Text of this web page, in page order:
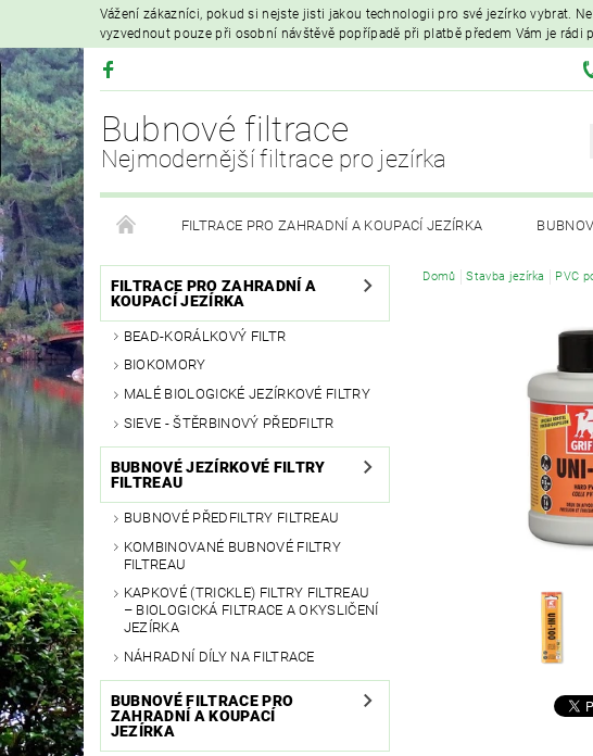
Vážení zákazníci, pokud si nejste jisti jakou technologii pro své jezírko vybrat.
vyzvednout pouze při osobní návštěvě popřípadě při platbě předem Vám je rádi
Bubnové filtrace
Nejmodernější filtrace pro jezírka
FILTRACE PRO ZAHRADNÍ A KOUPACÍ JEZÍRKA
HYDROIZOLAČNÍ FÓLIE FILTRAČNÍ MATERIÁL UVC
VZDUCHOVÁ ČERPADLA A PROVZDUŠŇOVÁNÍ PÉČE O
PRODEJ KOI KAPRŮ MOJE OBJEDNÁVKA
FILTRACE PRO ZAHRADNÍ A
KOUPACÍ JEZÍRKA
BEAD-KORÁLKOVÝ FILTR
BIOKOMORY
MALÉ BIOLOGICKÉ JEZÍRKOVÉ FILTRY
SIEVE - ŠTĚRBINOVÝ PŘEDFILTR
BUBNOVÉ JEZÍRKOVÉ FILTRY
FILTREAU
BUBNOVÉ PŘEDFILTRY FILTREAU
KOMBINOVANÉ BUBNOVÉ FILTRY
FILTREAU
KAPKOVÉ (TRICKLE) FILTRY FILTREAU
– BIOLOGICKÁ FILTRACE A OKYSLIČENÍ
JEZÍRKA
NÁHRADNÍ DÍLY NA FILTRACE
BUBNOVÉ FILTRACE PRO
ZAHRADNÍ A KOUPACÍ
JEZÍRKA
Domů Stavba jezírka PVC